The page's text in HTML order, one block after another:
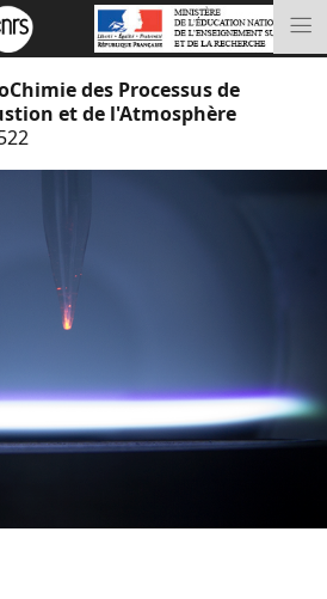
des Processus de
et de l'Atmosphère